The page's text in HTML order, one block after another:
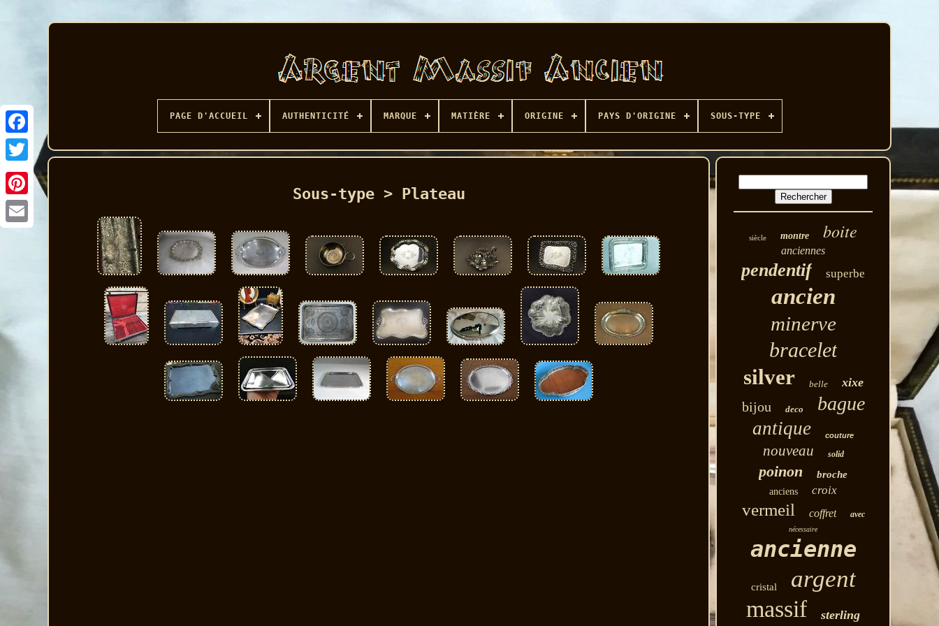
Facebook
PAGE D'ACCUEIL AUTHENTICITÉ MARQUE MATIÈRE ORIGINE PAYS D'ORIGINE SOUS-TYPE
Sous-type > Plateau
siècle montre boite
anciennes
pendentif superbe
ancien
minerve
bracelet
silver belle xixe
bijou deco bague
antique couture
nouveau solid
poinon broche
anciens croix
vermeil coffret avec
nécessaire
ancienne
cristal argent
massif sterling